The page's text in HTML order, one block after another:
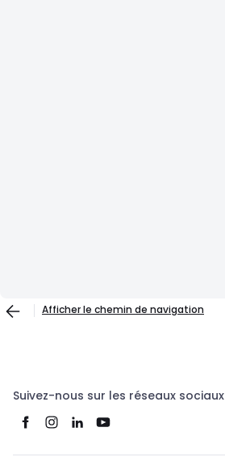
Afficher le chemin de navigation
Suivez-nous sur les réseaux sociaux